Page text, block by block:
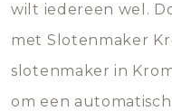
wilt iedereen wel.
met Slotenmaker
slotenmaker in
om een